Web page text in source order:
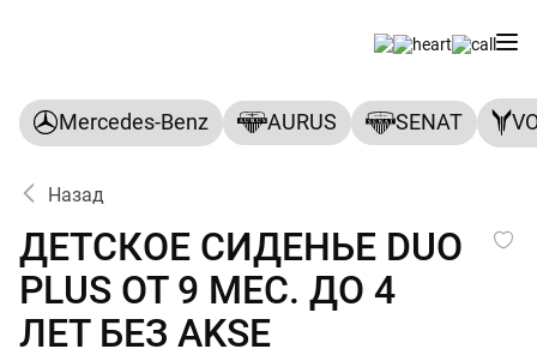
Mercedes-Benz AURUS SENAT
Назад
ДЕТСКОЕ СИДЕНЬЕ DUO
ДЕТСКОЕ СИДЕНЬЕ DUO
PLUS ОТ 9 МЕС. ДО 4
ЛЕТ БЕЗ AKSE